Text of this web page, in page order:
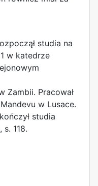
studia na
w katedrze
Zambii. Pracował
w Lusace.
studia
118.